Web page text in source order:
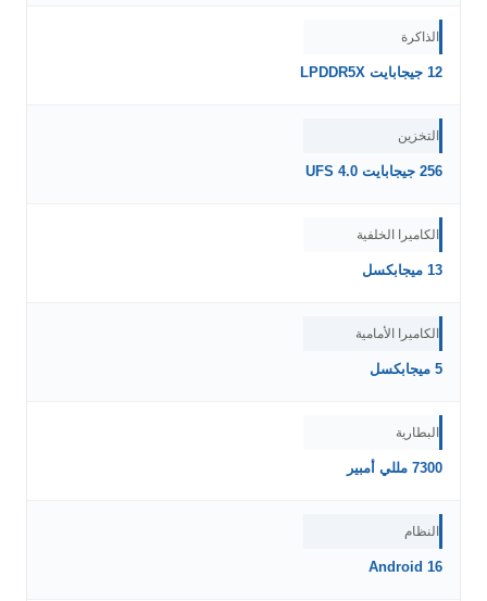
الذاكرة
12 جيجابايت LPDDR5X
التخزين
256 جيجابايت UFS 4.0
الكاميرا الخلفية
13 ميجابكسل
الكاميرا الأمامية
5 ميجابكسل
البطارية
7300 مللي أمبير
النظام
Android 16